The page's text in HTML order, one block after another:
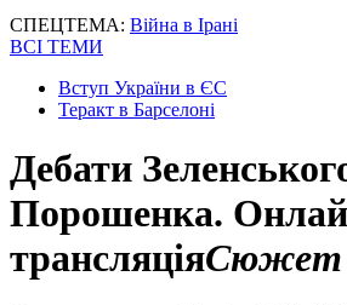
СПЕЦТЕМА: Війна в Ірані
ВСІ ТЕМИ
Вступ України в ЄС
Теракт в Барселоні
Дебати
Порошенка.
трансляціяСюжет